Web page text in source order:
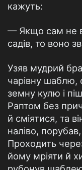
кажуть:
— Якщо сам не
садів, то воно
Узяв мудрий
чарівну шаблю,
земну кулю і
Раптом без
й сміятися, та
наліво,
Проходить
йому мріяти й